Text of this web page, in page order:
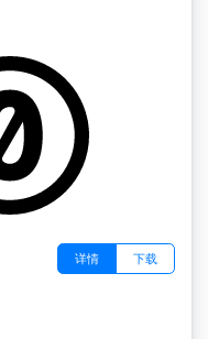
详情 下载